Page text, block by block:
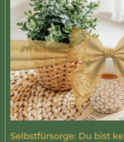
Selbstfürsorge: Du bist